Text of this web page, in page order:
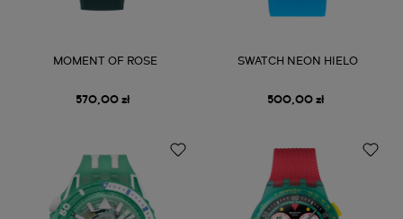
MOMENT OF ROSE
570,00 zł
SWATCH NEON HIELO
500,00 zł